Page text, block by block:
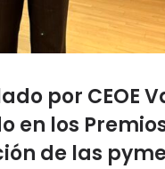
por CEOE
en los
de las